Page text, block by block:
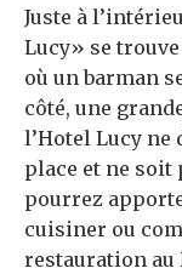
Juste à
Lucy» se
où un barman
côté, une
l’Hotel Lucy ne
place et ne soit
pourrez
cuisiner ou
restauration au